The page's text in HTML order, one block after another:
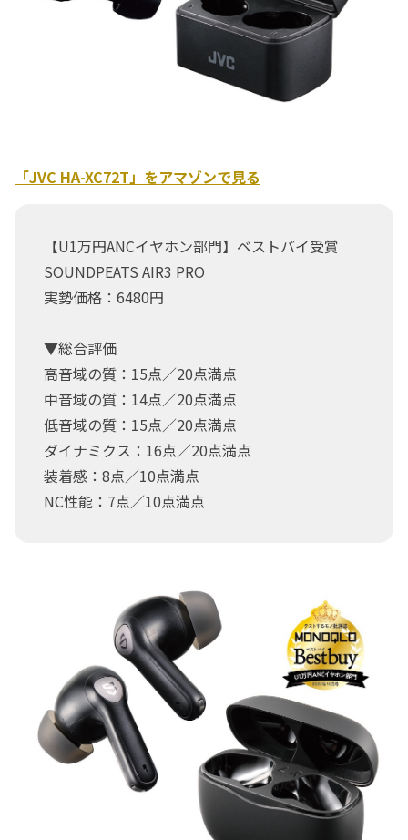
「JVC HA-XC72T」をアマゾンで見る
【U1万円ANCイヤホン部門】ベストバイ受賞
SOUNDPEATS AIR3 PRO
実勢価格：6480円
▼総合評価
高音域の質：15点／20点満点
中音域の質：14点／20点満点
低音域の質：15点／20点満点
ダイナミクス：16点／20点満点
装着感：8点／10点満点
NC性能：7点／10点満点